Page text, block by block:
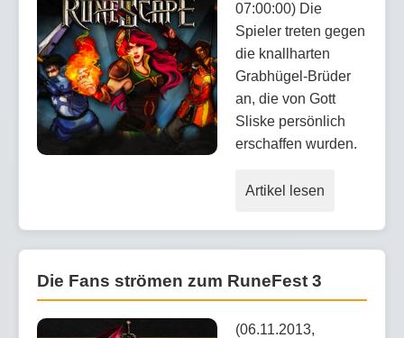
07:00:00) Die
Spieler treten gegen
die knallharten
Grabhügel-Brüder
an, die von Gott
Sliske persönlich
erschaffen wurden.
Artikel lesen
Die Fans strömen zum RuneFest 3
(06.11.2013,